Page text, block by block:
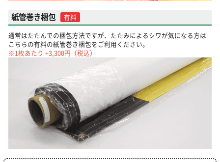
紙管巻き梱包
有料
通常はたたんでの梱包方法ですが、たたみによるシワが気になる方は
こちらの有料の紙管巻き梱包をご利用ください。
※1枚あたり +3,300円（税込）